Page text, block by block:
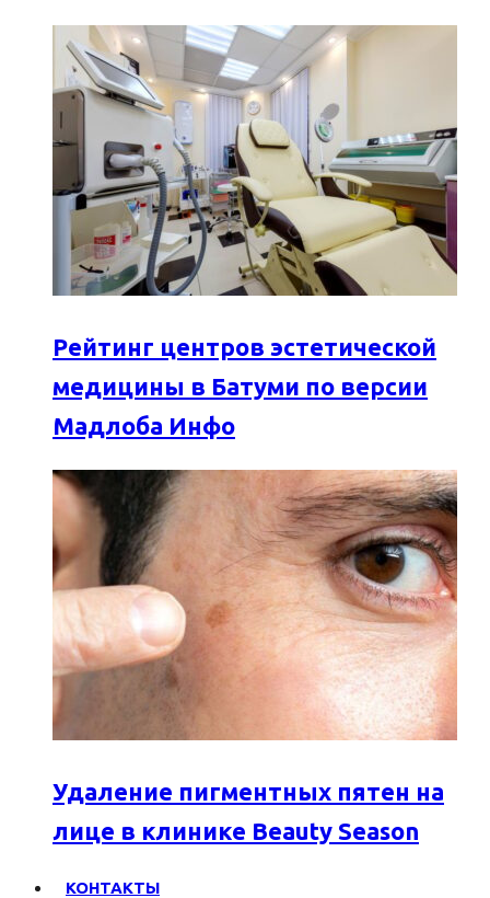
Рейтинг центров эстетической
медицины в Батуми по версии
Мадлоба Инфо
Удаление пигментных пятен на
лице в клинике Beauty Season
КОНТАКТЫ